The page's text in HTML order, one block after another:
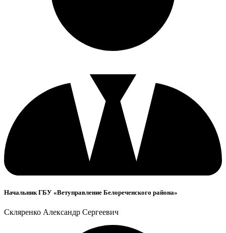
Начальник ГБУ «Ветуправление Белореченского района»
Скляренко Александр Сергеевич